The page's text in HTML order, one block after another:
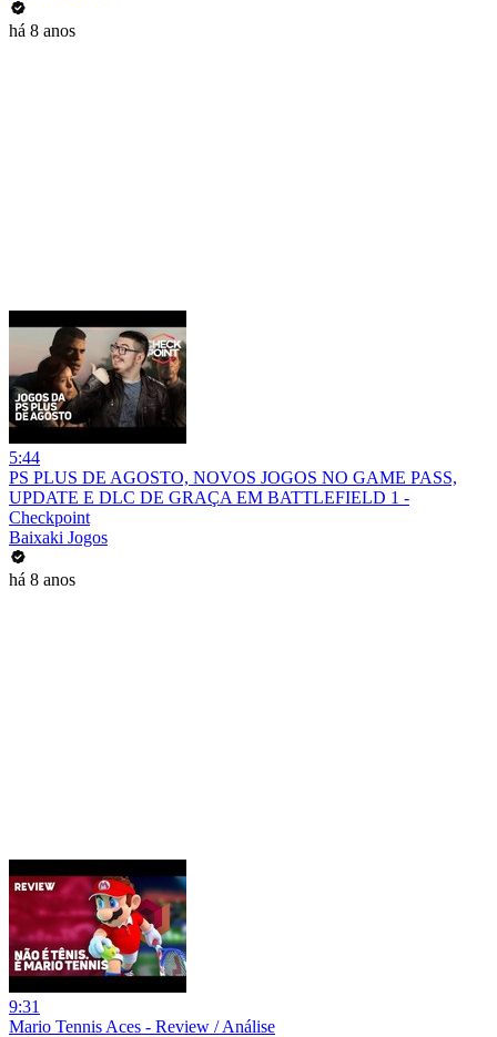
há 8 anos
5:44
PS PLUS DE AGOSTO, NOVOS JOGOS NO GAME PASS,
UPDATE E DLC DE GRAÇA EM BATTLEFIELD 1 -
Checkpoint
Baixaki Jogos
há 8 anos
9:31
Mario Tennis Aces - Review / Análise